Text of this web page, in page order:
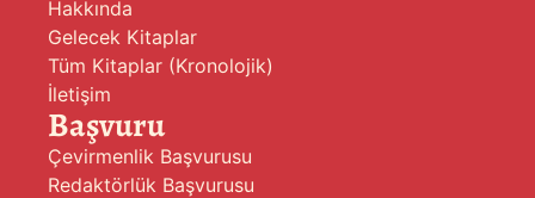
Hakkında
Gelecek Kitaplar
Tüm Kitaplar (Kronolojik)
İletişim
Başvuru
Çevirmenlik Başvurusu
Redaktörlük Başvurusu